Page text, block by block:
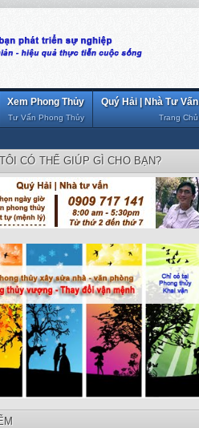
Quý Hải | Nhà Tư Vấn
Trang Chủ
Xem Phong Thủy
Tư Vấn Phong Thủy
CÓ THỂ GIÚP GÌ CHO BẠN?